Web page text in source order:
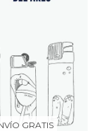
GRATIS